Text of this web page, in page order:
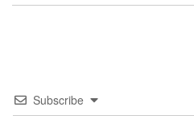
Subscribe